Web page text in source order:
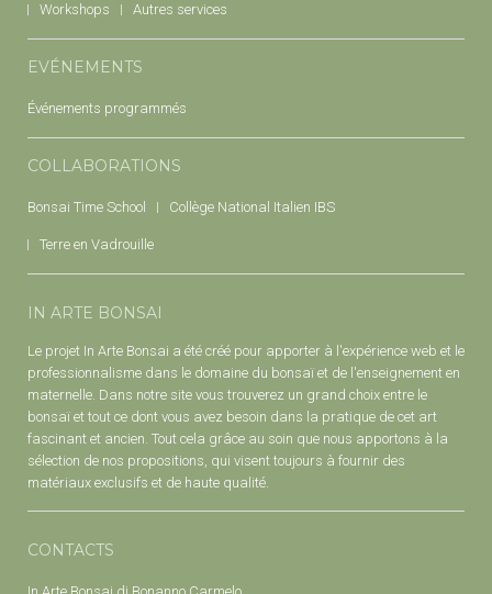
Workshops Autres services
EVÉNEMENTS
Événements programmés
COLLABORATIONS
Bonsai Time School Collège National Italien IBS
Terre en Vadrouille
IN ARTE BONSAI
Le projet In Arte Bonsai a été créé pour apporter à l'expérience web et le
professionnalisme dans le domaine du bonsaï et de l'enseignement en
maternelle. Dans notre site vous trouverez un grand choix entre le
bonsaï et tout ce dont vous avez besoin dans la pratique de cet art
fascinant et ancien. Tout cela grâce au soin que nous apportons à la
sélection de nos propositions, qui visent toujours à fournir des
matériaux exclusifs et de haute qualité.
CONTACTS